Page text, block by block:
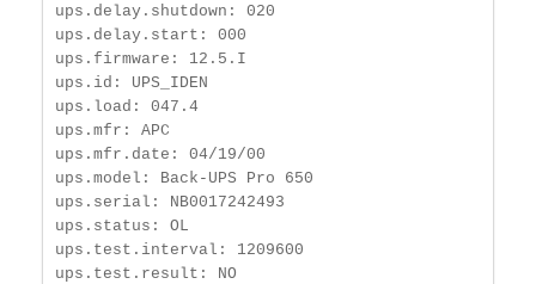
ups.delay.shutdown: 020
ups.delay.start: 000
ups.firmware: 12.5.I
ups.id: UPS_IDEN
ups.load: 047.4
ups.mfr: APC
ups.mfr.date: 04/19/00
ups.model: Back-UPS Pro 650
ups.serial: NB0017242493
ups.status: OL
ups.test.interval: 1209600
ups.test.result: NO